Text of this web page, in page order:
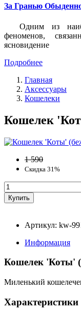
За Гранью
Одним из
феноменов,
ясновидение
Подробнее
Главная
Аксессуары
Кошелеки
Кошелек
1 590
Скидка 31%
Артикул: kw-
Информация
Кошелек 'Коты'
Миленький
Характеристики